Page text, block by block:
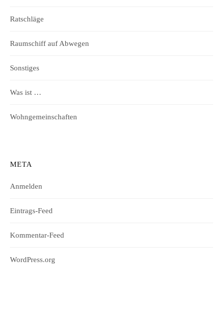
Ratschläge
Raumschiff auf Abwegen
Sonstiges
Was ist …
Wohngemeinschaften
META
Anmelden
Eintrags-Feed
Kommentar-Feed
WordPress.org